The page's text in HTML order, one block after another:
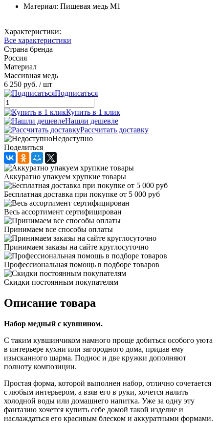
Материал: Пищевая медь М1
Характеристики:
Все характеристики
Страна бренда
Россия
Материал
Массивная медь
6 250 руб. / шт
Подписаться
Купить в 1 клик
Нашли дешевле
Рассчитать доставку
Недоступно
Поделиться
Аккуратно упакуем хрупкие товары
Бесплатная доставка при покупке от 5 000 руб
Весь ассортимент сертифицирован
Принимаем все способы оплаты
Принимаем заказы на сайте круглосуточно
Профессиональная помощь в подборе товаров
Скидки постоянным покупателям
Описание товара
Набор медный с кувшином.
С таким кувшинчиком намного проще добиться особого уюта
в интерьере кухни или загородного дома, придав ему
изысканного шарма. Поднос и две кружки дополняют
полноту композиции.
Простая форма, которой выполнен набор, отлично сочетается
с любым интерьером, а взяв его в руки, хочется налить
холодной воды или домашнего напитка. Уже за одну эту
фантазию хочется купить себе домой такой изделие и
наслаждаться его красивым блеском и аккуратными формами.